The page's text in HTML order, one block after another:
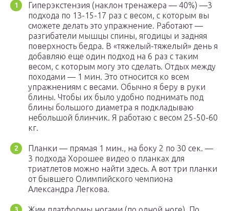
Гиперэкстензия (наклон тренажера — 40%) —3
подхода по 13-15-17 раз с весом, с которым вы
сможете делать это упражнение. Работают —
разгибатели мышцы спины, ягодицы и задняя
поверхность бедра. В «тяжелый-тяжелый» день я
добавляю еще один подход на 6 раз с таким
весом, с которым могу это сделать. Отдых между
походами — 1 мин. Это относится ко всем
упражнениям с весами. Обычно я беру в руки
блины. Чтобы их было удобно поднимать под
блины большого диаметра я подкладываю
небольшой блинчик. Я работаю с весом 25-50-60
кг.
Планки — прямая 1 мин., на боку 2 по 30 сек. —
3 подхода Хорошее видео о планках для
триатлетов можно найти здесь. А вот три планки
от бывшего Олимпийского чемпиона
Александра Легкова.